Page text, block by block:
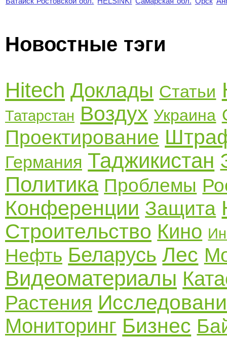
Новостные тэги
Hitech Доклады Статьи
Татарстан Воздух Украина
Проектирование
Германия Таджикистан
Политика Проблемы
Конференции Защита
Строительство Кино
Нефть Беларусь Лес
Видеоматериалы
Растения
Мониторинг Бизнес